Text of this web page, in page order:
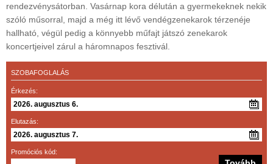
rendezvénysátorban. Vasárnap kora délután a gyermekeknek nekik
szóló műsorral, majd a még itt lévő vendégzenekarok térzenéje
hallható, végül pedig a könnyebb műfajt játszó zenekarok
koncertjeivel zárul a háromnapos fesztivál.
SZOBAFOGLALÁS
Érkezés:
Elutazás:
Promóciós kód: